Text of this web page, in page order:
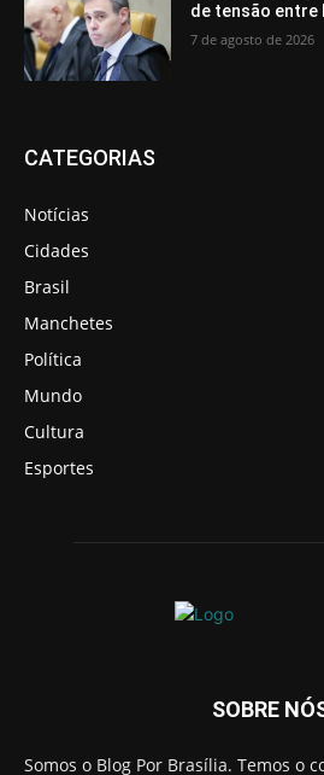
de tensão entre
7 de agosto de 2026
CATEGORIAS
Notícias
Cidades
Brasil
Manchetes
Política
Mundo
Cultura
Esportes
SOBRE
Somos o Blog Por Brasília. Temos o